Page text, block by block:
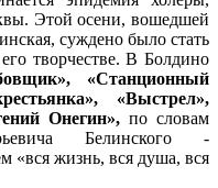
Этой осени, вошедшей
суждено было стать
творчестве. В Болдино
«Станционный
«Выстрел»,
Онегин», по словам
Белинского -
«вся жизнь, вся душа, вся